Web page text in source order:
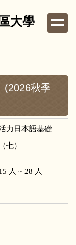
大學
(2026秋季
力日本語基礎
（七）
人 ~ 28 人